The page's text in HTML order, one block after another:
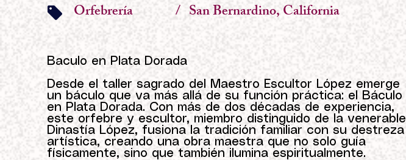
Orfebrería San Bernardino, California
/
Baculo en Plata Dorada
Desde el taller sagrado del Maestro Escultor López emerge
un báculo que va más allá de su función práctica: el Báculo
en Plata Dorada. Con más de dos décadas de experiencia,
este orfebre y escultor, miembro distinguido de la venerable
Dinastía López, fusiona la tradición familiar con su destreza
artística, creando una obra maestra que no solo guía
físicamente, sino que también ilumina espiritualmente.